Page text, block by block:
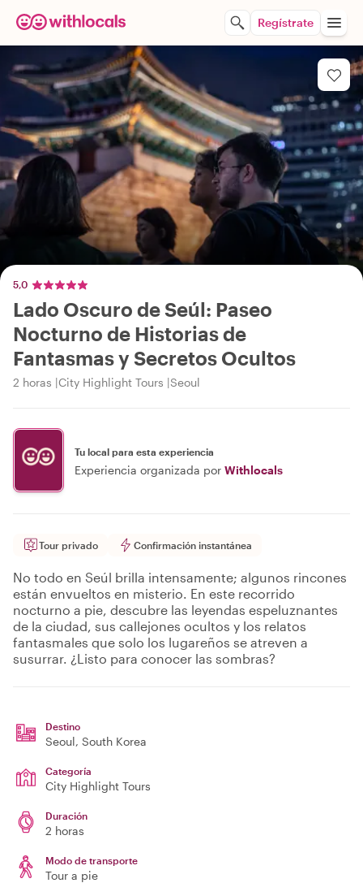
Regístrate
5,0
Lado Oscuro de Seúl: Paseo
Nocturno de Historias de
Fantasmas y Secretos Ocultos
2 horas City Highlight Tours Seoul
Tu local para esta experiencia
Experiencia organizada por Withlocals
Tour privado Confirmación instantánea
No todo en Seúl brilla intensamente; algunos rincones
están envueltos en misterio. En este recorrido
nocturno a pie, descubre las leyendas espeluznantes
de la ciudad, sus callejones ocultos y los relatos
fantasmales que solo los lugareños se atreven a
susurrar. ¿Listo para conocer las sombras?
Destino
Seoul, South Korea
Categoría
City Highlight Tours
Duración
2 horas
Modo de transporte
Tour a pie